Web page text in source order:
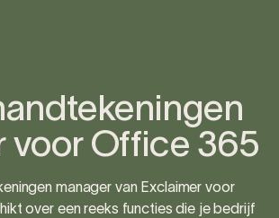
voor Office 365
manager van Exclaimer voor
over een reeks functies die je bedrijf